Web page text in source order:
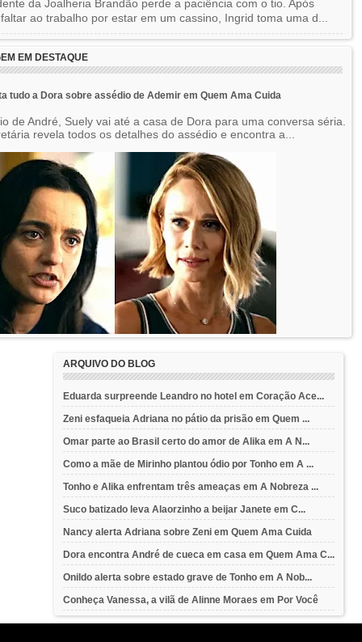
da Joalheria Brandão perde a paciência com o tio. Após
ao trabalho por estar em um cassino, Ingrid toma uma d...
EM DESTAQUE
tudo a Dora sobre assédio de Ademir em Quem Ama Cuida
de André, Suely vai até a casa de Dora para uma conversa séria.
revela todos os detalhes do assédio e encontra a...
ARQUIVO DO BLOG
Eduarda surpreende Leandro no hotel em Coração Ace...
Zeni esfaqueia Adriana no pátio da prisão em Quem ...
Omar parte ao Brasil certo do amor de Alika em A N...
Como a mãe de Mirinho plantou ódio por Tonho em A ...
Tonho e Alika enfrentam três ameaças em A Nobreza ...
Suco batizado leva Alaorzinho a beijar Janete em C...
Nancy alerta Adriana sobre Zeni em Quem Ama Cuida
Dora encontra André de cueca em casa em Quem Ama C...
Onildo alerta sobre estado grave de Tonho em A Nob...
Conheça Vanessa, a vilã de Alinne Moraes em Por Você